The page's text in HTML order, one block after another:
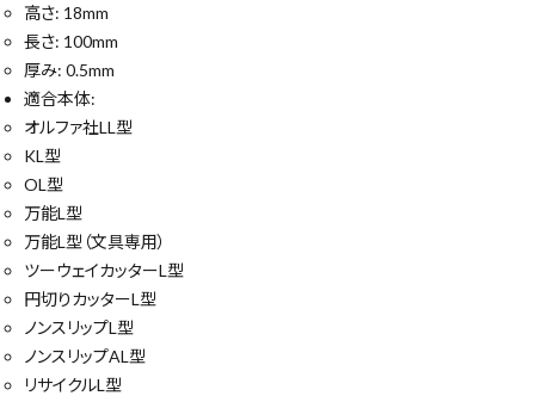
高さ: 18mm
長さ: 100mm
厚み: 0.5mm
適合本体:
オルファ社LL型
KL型
OL型
万能L型
万能L型（文具専用）
ツーウェイカッターL型
円切りカッターL型
ノンスリップL型
ノンスリップAL型
リサイクルL型